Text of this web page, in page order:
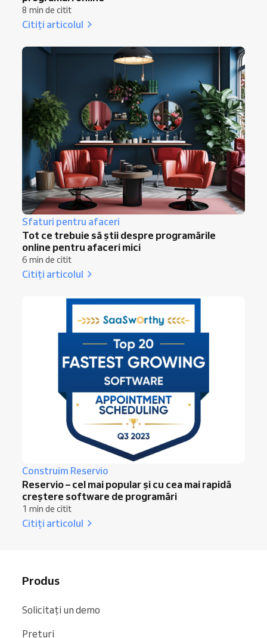
8 min de citit
Citiți articolul
Sfaturi pentru afaceri
Tot ce trebuie să știi despre programările
online pentru afaceri mici
6 min de citit
Citiți articolul
Construim Reservio
Reservio – cel mai popular și cu cea mai rapidă
creștere software de programări
1 min de citit
Citiți articolul
Produs
Solicitați un demo
Prețuri